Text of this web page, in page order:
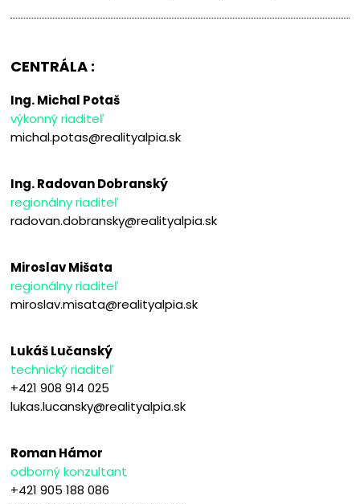
CENTRÁLA :
Ing. Michal Potaš
výkonný riaditeľ
michal.potas@realityalpia.sk
Ing. Radovan Dobranský
regionálny riaditeľ
radovan.dobransky@realityalpia.sk
Miroslav Mišata
regionálny riaditeľ
miroslav.misata@realityalpia.sk
Lukáš Lučanský
technický riaditeľ
+421 908 914 025
lukas.lucansky@realityalpia.sk
Roman Hámor
odborný konzultant
+421 905 188 086